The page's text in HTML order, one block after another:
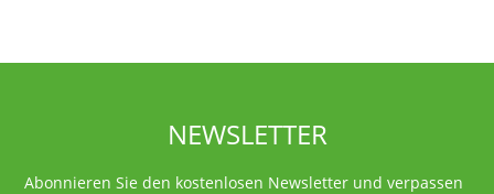
NEWSLETTER
Abonnieren Sie den kostenlosen Newsletter und verpassen